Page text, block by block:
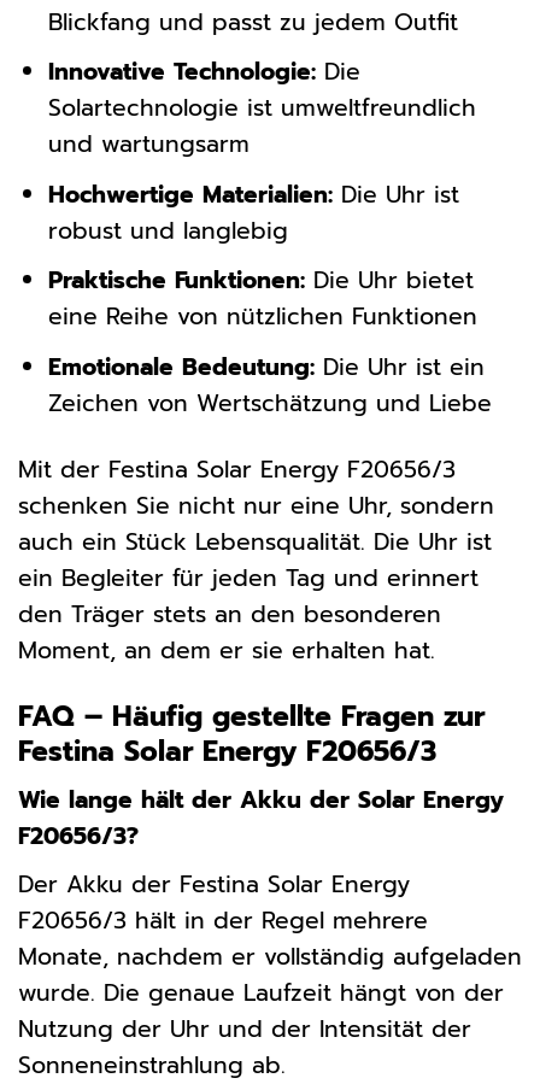
Blickfang und passt zu jedem Outfit
Innovative Technologie:Die
Solartechnologie ist umweltfreundlich
und wartungsarm
Hochwertige Materialien:Die Uhr ist
robust und langlebig
Praktische Funktionen:Die Uhr bietet
eine Reihe von nützlichen Funktionen
Emotionale Bedeutung:Die Uhr ist ein
Zeichen von Wertschätzung und Liebe
Mit der Festina Solar Energy F20656/3
schenken Sie nicht nur eine Uhr, sondern
auch ein Stück Lebensqualität. Die Uhr ist
ein Begleiter für jeden Tag und erinnert
den Träger stets an den besonderen
Moment, an dem er sie erhalten hat.
FAQ – Häufig gestellte Fragen zur
Festina Solar Energy F20656/3
Wie lange hält der Akku der Solar Energy
F20656/3?
Der Akku der Festina Solar Energy
F20656/3 hält in der Regel mehrere
Monate, nachdem er vollständig aufgeladen
wurde. Die genaue Laufzeit hängt von der
Nutzung der Uhr und der Intensität der
Sonneneinstrahlung ab.